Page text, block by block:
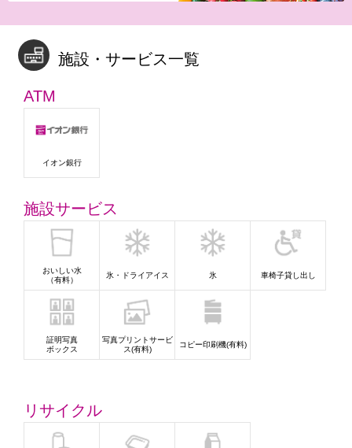
施設・サービス一覧
ATM
イオン銀行
施設サービス
おいしい水
（有料）
氷・ドライアイス 氷 車椅子貸し出し
証明写真
ボックス
写真プリントサービ
ス(有料)
コピー印刷機(有料)
リサイクル